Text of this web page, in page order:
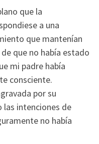
que la
a una
que mantenían
que no había estado
mi padre había
consciente.
por su
intenciones de
no había